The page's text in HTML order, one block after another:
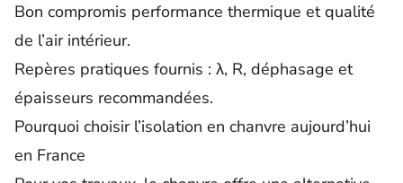
Bon compromis performance thermique et qualité
de l’air intérieur.
Repères pratiques fournis : λ, R, déphasage et
épaisseurs recommandées.
Pourquoi choisir l’isolation en chanvre aujourd’hui
en France